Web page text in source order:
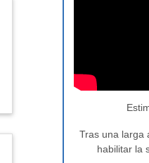
Tras una larga
habilitar la